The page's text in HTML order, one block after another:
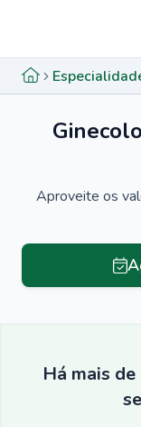
Aproveite os
Há mais